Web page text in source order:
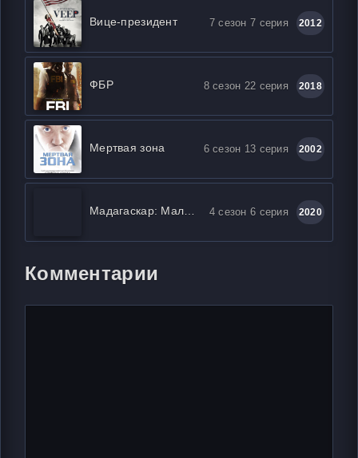
Вице-президент 7 сезон 7 серия 2012
ФБР 8 сезон 22 серия 2018
Мертвая зона 6 сезон 13 серия 2002
4 сезон 6 серия 2020
Комментарии